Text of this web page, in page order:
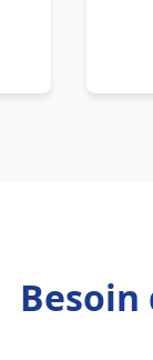
Besoin